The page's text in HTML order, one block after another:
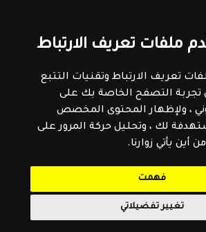
ملفات تعريف الارتباط
تعريف الارتباط وتقنيات التتبع
تجربة التصفح الخاصة بك على
، ولإظهار المحتوى المخصص
لك ، وتحليل حركة المرور على
أين يأتي زوارنا.
فهمت
تغيير تفضيلاتي